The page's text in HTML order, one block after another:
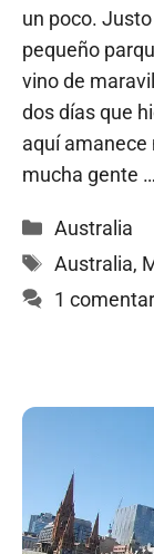
un poco.
pequeño
vino de
dos días que
aquí amanece
mucha gente …
Categorías
Australia
Etiquetas
Australia,
1